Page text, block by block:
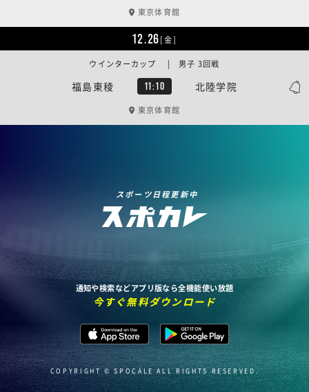
東京体育館
12.26[金]
福島東稜 11:10 北陸学院
ウインターカップ | 男子 3回戦
東京体育館
スポーツ日程更新中
通知や検索などアプリ版なら全機能使い放題
今すぐ無料ダウンロード
COPYRIGHT © SPOCALE ALL RIGHTS RESERVED.